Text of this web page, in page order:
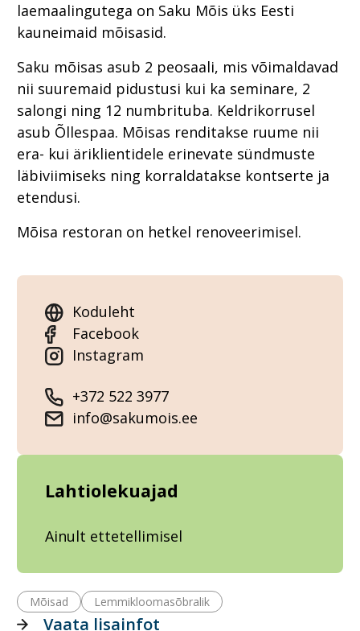
laemaalingutega on Saku Mõis üks Eesti
kauneimaid mõisasid.
Saku mõisas asub 2 peosaali, mis võimaldavad
nii suuremaid pidustusi kui ka seminare, 2
salongi ning 12 numbrituba. Keldrikorrusel
asub Õllespaa. Mõisas renditakse ruume nii
era- kui äriklientidele erinevate sündmuste
läbiviimiseks ning korraldatakse kontserte ja
etendusi.
Mõisa restoran on hetkel renoveerimisel.
Koduleht
Facebook
Instagram
+372 522 3977
info@sakumois.ee
Lahtiolekuajad
Ainult ettetellimisel
Mõisad Lemmikloomasõbralik
Vaata lisainfot